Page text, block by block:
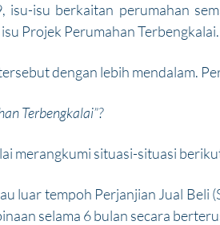
isu-isu berkaitan perumahan
Projek Perumahan Terbengkalai.
dengan lebih mendalam.
Terbengkalai”?
merangkumi situasi-situasi
luar tempoh Perjanjian Jual Beli
selama 6 bulan secara